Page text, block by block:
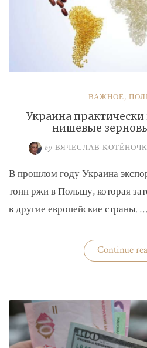
ВАЖНОЕ,
Украина практически
нишевые
by ВЯЧЕСЛАВ
В прошлом году Украина
тонн ржи в Польшу, которая
в другие европейские страны. …
Continue